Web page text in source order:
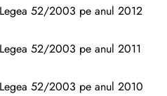
52/2003 pe anul 2012
52/2003 pe anul 2011
52/2003 pe anul 2010